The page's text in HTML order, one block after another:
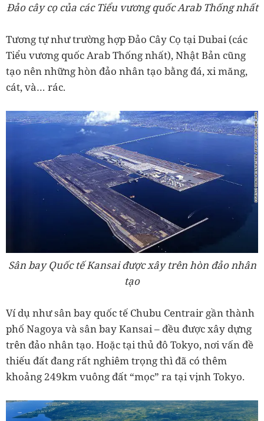
Đảo cây cọ của các Tiểu vương quốc Arab Thống nhất
Tương tự như trường hợp Đảo Cây Cọ tại Dubai (các
Tiểu vương quốc Arab Thống nhất), Nhật Bản cũng
tạo nên những hòn đảo nhân tạo bằng đá, xi măng,
cát, và… rác.
Sân bay Quốc tế Kansai được xây trên hòn đảo nhân
tạo
Ví dụ như sân bay quốc tế Chubu Centrair gần thành
phố Nagoya và sân bay Kansai – đều được xây dựng
trên đảo nhân tạo. Hoặc tại thủ đô Tokyo, nơi vấn đề
thiếu đất đang rất nghiêm trọng thì đã có thêm
khoảng 249km vuông đất “mọc” ra tại vịnh Tokyo.